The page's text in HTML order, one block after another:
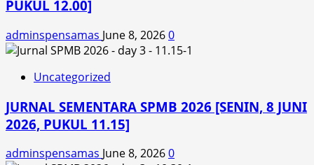
PUKUL 12.00]
adminspensamas June 8, 20260
Uncategorized
JURNAL SEMENTARA SPMB 2026 [SENIN, 8 JUNI
2026, PUKUL 11.15]
adminspensamas June 8, 20260